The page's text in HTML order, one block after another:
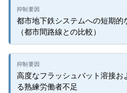
都市地下鉄システムへの短期的
（都市間路線との比較）
高度なフラッシュバット溶接お
る熟練労働者不足